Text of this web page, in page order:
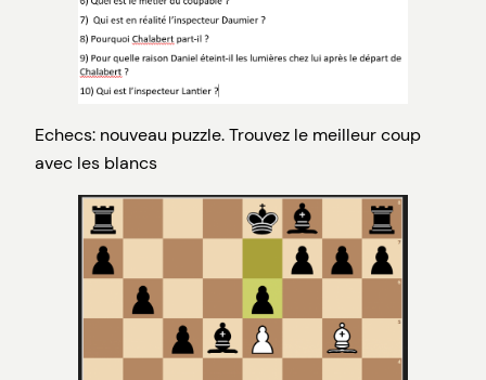
Echecs: nouveau puzzle. Trouvez le meilleur coup
avec les blancs